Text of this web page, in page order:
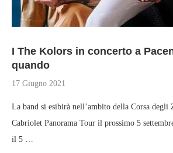
I The Kolors in concerto a
quando
17 Giugno 2021
La band si esibirà nell’ambito della Corsa degli
Cabriolet Panorama Tour il prossimo 5
il 5 …